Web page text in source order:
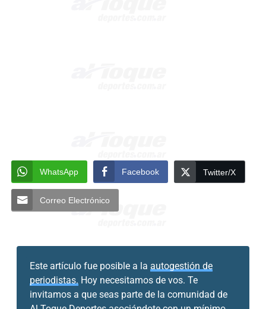
WhatsApp Facebook Twitter/X
Correo Electrónico
Este artículo fue posible a la autogestión de
periodistas. Hoy necesitamos de vos. Te
invitamos a que seas parte de la comunidad de